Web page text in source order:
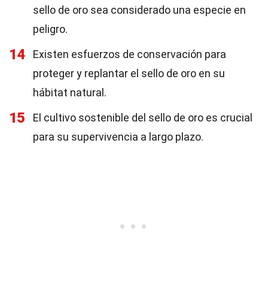
sello de oro sea considerado una especie en
peligro.
14
Existen esfuerzos de conservación para
proteger y replantar el sello de oro en su
hábitat natural.
15
El cultivo sostenible del sello de oro es crucial
para su supervivencia a largo plazo.